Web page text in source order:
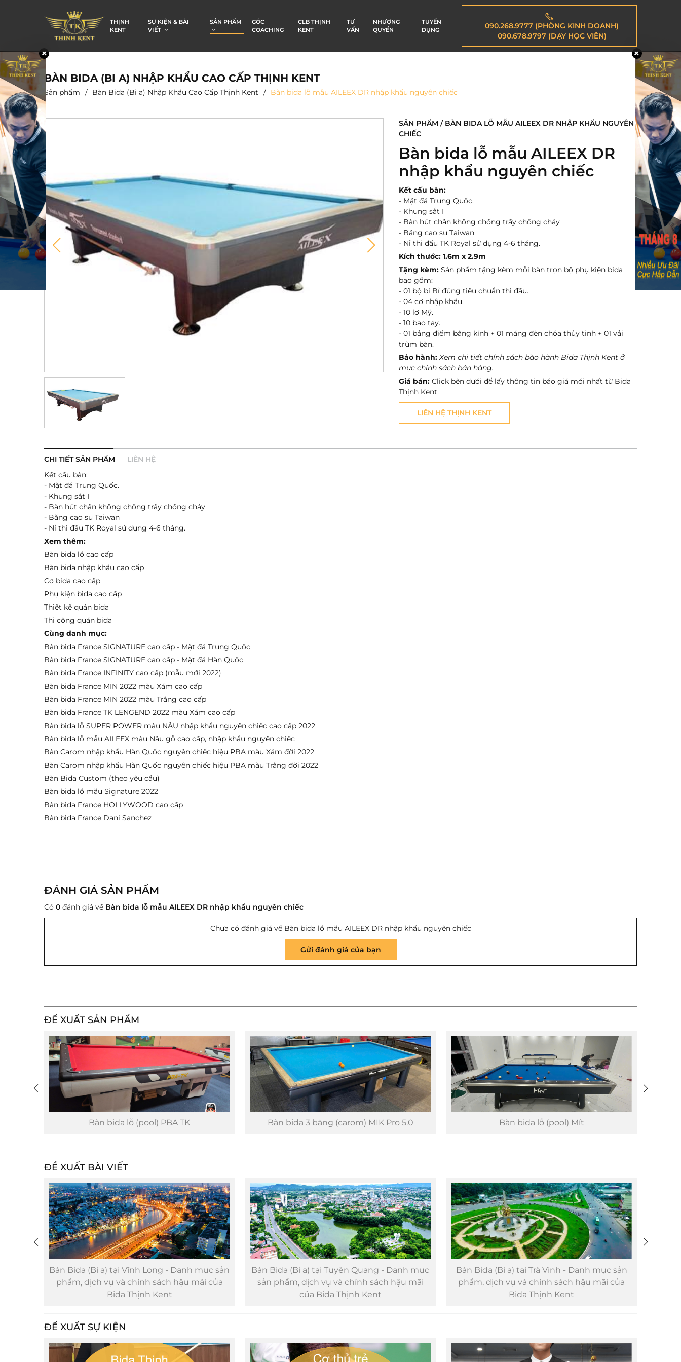
THỊNH
KENT
SỰ KIỆN & BÀI
VIẾT
SẢN PHẨM
GÓC
COACHING
CLB THỊNH
KENT
TƯ
VẤN
NHƯỢNG
QUYỀN
TUYỂN
DỤNG
090.268.9777 (PHÒNG KINH DOANH)
090.678.9797 (DẠY HỌC VIÊN)
BÀN BIDA (BI A) NHẬP KHẨU CAO CẤP THỊNH KENT
Sản phẩm Bàn Bida (Bi a) Nhập Khẩu Cao Cấp Thịnh Kent Bàn bida lỗ mẫu AILEEX DR nhập khẩu nguyên chiếc
SẢN PHẨM / BÀN BIDA LỖ MẪU AILEEX DR NHẬP KHẨU NGUYÊN
CHIẾC
Bàn bida lỗ mẫu AILEEX DR
nhập khẩu nguyên chiếc
Kết cấu bàn:
- Mặt đá Trung Quốc.
- Khung sắt I
- Bàn hút chân không chống trầy chống cháy
- Băng cao su Taiwan
- Nỉ thi đấu TK Royal sử dụng 4-6 tháng.
Kích thước: 1.6m x 2.9m
Tặng kèm: Sản phẩm tặng kèm mỗi bàn trọn bộ phụ kiện bida
bao gồm:
- 01 bộ bi Bỉ đúng tiêu chuẩn thi đấu.
- 04 cơ nhập khẩu.
- 10 lơ Mỹ.
- 10 bao tay.
- 01 bảng điểm bằng kính + 01 máng đèn chóa thủy tinh + 01 vải
trùm bàn.
Bảo hành: Xem chi tiết chính sách bào hành Bida Thịnh Kent ở
mục chính sách bán hàng.
Giá bán: Click bên dưới để lấy thông tin báo giá mới nhất từ Bida
Thịnh Kent
LIÊN HỆ THỊNH KENT
CHI TIẾT SẢN PHẨM
LIÊN HỆ
Kết cấu bàn:
- Mặt đá Trung Quốc.
- Khung sắt I
- Bàn hút chân không chống trầy chống cháy
- Băng cao su Taiwan
- Nỉ thi đấu TK Royal sử dụng 4-6 tháng.
Xem thêm:
Bàn bida lỗ cao cấp
Bàn bida nhập khẩu cao cấp
Cơ bida cao cấp
Phụ kiện bida cao cấp
Thiết kế quán bida
Thi công quán bida
Cùng danh mục:
Bàn bida France SIGNATURE cao cấp - Mặt đá Trung Quốc
Bàn bida France SIGNATURE cao cấp - Mặt đá Hàn Quốc
Bàn bida France INFINITY cao cấp (mẫu mới 2022)
Bàn bida France MIN 2022 màu Xám cao cấp
Bàn bida France MIN 2022 màu Trắng cao cấp
Bàn bida France TK LENGEND 2022 màu Xám cao cấp
Bàn bida lỗ SUPER POWER màu NÂU nhập khẩu nguyên chiếc cao cấp 2022
Bàn bida lỗ mẫu AILEEX màu Nâu gỗ cao cấp, nhập khẩu nguyên chiếc
Bàn Carom nhập khẩu Hàn Quốc nguyên chiếc hiệu PBA màu Xám đời 2022
Bàn Carom nhập khẩu Hàn Quốc nguyên chiếc hiệu PBA màu Trắng đời 2022
Bàn Bida Custom (theo yêu cầu)
Bàn bida lỗ mẫu Signature 2022
Bàn bida France HOLLYWOOD cao cấp
Bàn bida France Dani Sanchez
ĐÁNH GIÁ SẢN PHẨM
Có 0 đánh giá về Bàn bida lỗ mẫu AILEEX DR nhập khẩu nguyên chiếc
Chưa có đánh giá về Bàn bida lỗ mẫu AILEEX DR nhập khẩu nguyên chiếc
Gửi đánh giá của bạn
ĐỀ XUẤT SẢN PHẨM
Bàn bida lỗ (pool) PBA TK Bàn bida 3 băng (carom) MIK Pro 5.0 Bàn bida lỗ (pool) Mít
ĐỀ XUẤT BÀI VIẾT
Bàn Bida (Bi a) tại Vĩnh Long - Danh mục sản
phẩm, dịch vụ và chính sách hậu mãi của
Bida Thịnh Kent
Bàn Bida (Bi a) tại Tuyên Quang - Danh mục
sản phẩm, dịch vụ và chính sách hậu mãi
của Bida Thịnh Kent
Bàn Bida (Bi a) tại Trà Vinh - Danh mục sản
phẩm, dịch vụ và chính sách hậu mãi của
Bida Thịnh Kent
ĐỀ XUẤT SỰ KIỆN